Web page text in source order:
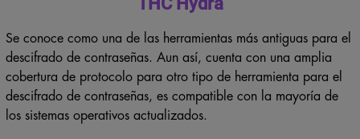
Se conoce como una de las herramientas más antiguas para el
descifrado de contraseñas. Aun así, cuenta con una amplia
cobertura de protocolo para otro tipo de herramienta para el
descifrado de contraseñas, es compatible con la mayoría de
los sistemas operativos actualizados.